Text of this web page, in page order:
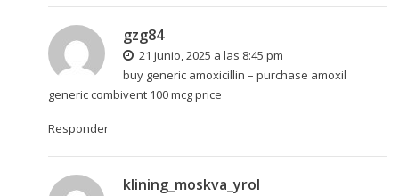
gzg84
21 junio, 2025 a las 8:45 pm
buy generic amoxicillin – purchase amoxil
genericcombivent 100 mcg price
Responder
klining_moskva_yrol